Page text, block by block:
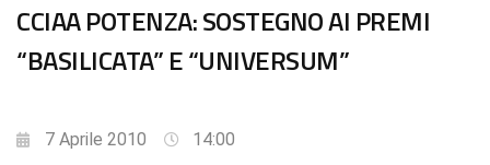
CCIAA POTENZA: SOSTEGNO AI PREMI
“BASILICATA” E “UNIVERSUM”
7 Aprile 2010 14:00